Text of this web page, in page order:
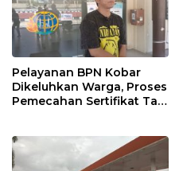
Pelayanan BPN Kobar
Dikeluhkan Warga, Proses
Pemecahan Sertifikat Tak